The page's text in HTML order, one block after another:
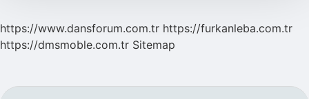
https://www.dansforum.com.tr https://furkanleba.com.tr
https://dmsmoble.com.tr Sitemap